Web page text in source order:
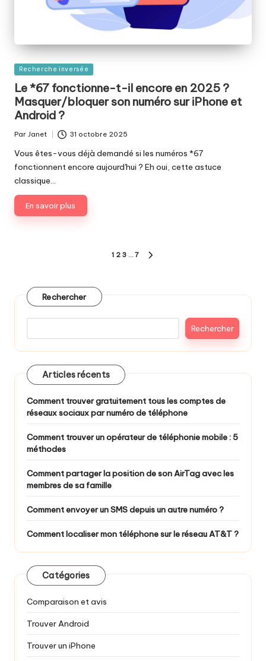
Publié
dans
Recherche inversée
Le *67 fonctionne-t-il encore en 2025 ?
Masquer/bloquer son numéro sur iPhone et
Android ?
Publié
Par Janet 31 octobre 2025
Vous êtes-vous déjà demandé si les numéros *67
fonctionnent encore aujourd'hui ? Eh oui, cette astuce
classique…
En savoir plus
publications
1 2 3 … 7
Rechercher
Rechercher
Articles récents
Comment trouver gratuitement tous les comptes de
réseaux sociaux par numéro de téléphone
Comment trouver un opérateur de téléphonie mobile : 5
méthodes
Comment partager la position de son AirTag avec les
membres de sa famille
Comment envoyer un SMS depuis un autre numéro ?
Comment localiser mon téléphone sur le réseau AT&T ?
Catégories
Comparaison et avis
Trouver Android
Trouver un iPhone